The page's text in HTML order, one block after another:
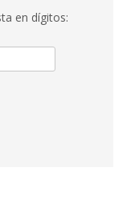
en dígitos: